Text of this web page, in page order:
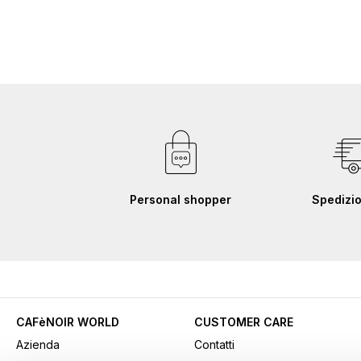
Personal shopper
CAFèNOIR WORLD
Azienda
CUSTOMER CARE
Contatti